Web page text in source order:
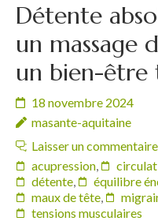
Détente
un massage
un bien-être
18 novembre 2024
masante-aquitaine
Laisser un commentaire
acupression,
détente, équilibre
maux de tête,
tensions musculaires